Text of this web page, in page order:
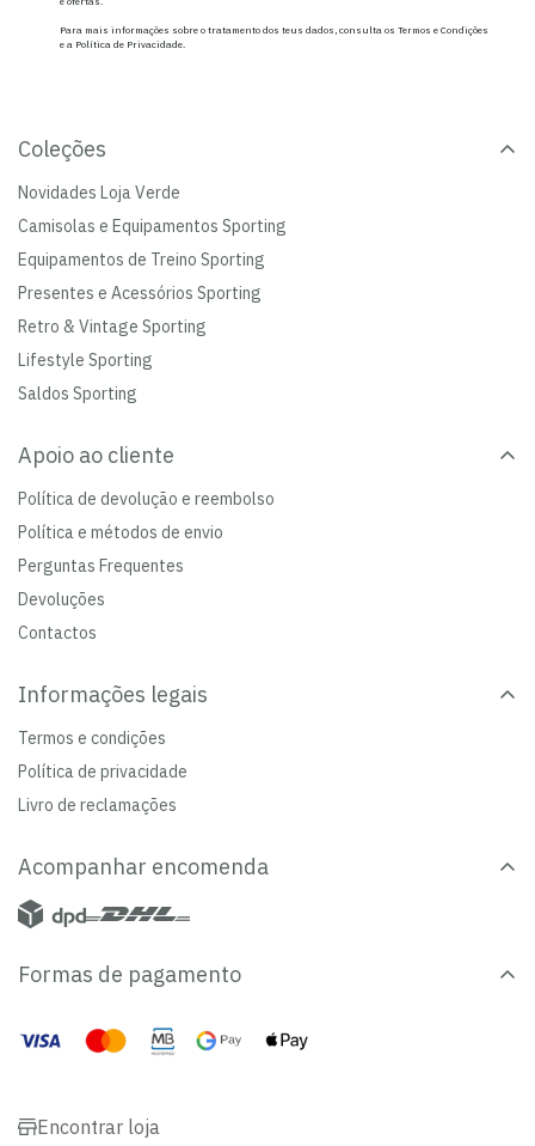
Para mais informações sobre o tratamento dos teus dados, consulta os Termos e Condições
e a Política de Privacidade.
Coleções
Novidades Loja Verde
Camisolas e Equipamentos Sporting
Equipamentos de Treino Sporting
Presentes e Acessórios Sporting
Retro & Vintage Sporting
Lifestyle Sporting
Saldos Sporting
Apoio ao cliente
Política de devolução e reembolso
Política e métodos de envio
Perguntas Frequentes
Devoluções
Contactos
Informações legais
Termos e condições
Política de privacidade
Livro de reclamações
Acompanhar encomenda
Formas de pagamento
Encontrar loja